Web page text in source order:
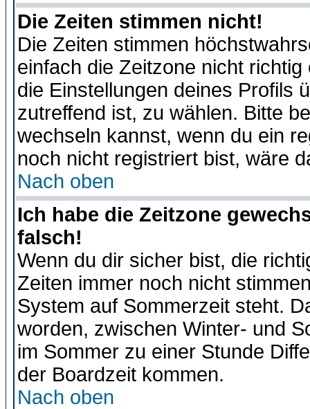
Die Zeiten stimmen nicht!
Die Zeiten stimmen
einfach die Zeitzone nicht
die Einstellungen deines Profils
zutreffend ist, zu wählen. Bitte
wechseln kannst, wenn du ein
noch nicht registriert bist, wäre
Nach oben
Ich habe die Zeitzone
falsch!
Wenn du dir sicher bist, die
Zeiten immer noch nicht
System auf Sommerzeit steht.
worden, zwischen Winter- und
im Sommer zu einer Stunde
der Boardzeit kommen.
Nach oben